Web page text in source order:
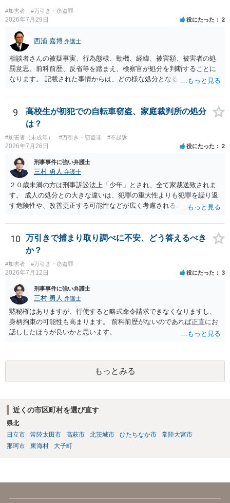
#加害者 #万引き・窃盗罪
2026年7月29日 役にたった 2
西浦 嘉博 弁護士
相談者さんの被疑事実、行為態様、動機、経緯、被害額、被害者の処
罰意思、前科前歴、反省等を踏まえ、検察官が処分を判断することに
なります。 記載された事情からは、どの様な処分となるかを明確に判
いては、相談者さんにとって有意な事情と考えて良いのではないでし
ょうか。 上記、ご参考ください。
9
高校生が初犯での自転車窃盗、家庭裁判所の処分
は？
#加害者（未成年） #万引き・窃盗罪 #不起訴
2026年7月26日 役にたった 2
刑事事件に強い弁護士
三村 勇人 弁護士
２０歳未満の方は刑事訴訟法上「少年」とされ、全て家裁送致されま
す。 成人の処分との大きな違いは、犯罪の重大性よりも犯罪を繰り返
す危険性や、改善更正する可能性などが広く考慮されることです。 そ
年とされ、犯罪を犯していなくとも、不良交友等が原因で、保護観察
や少年院送致される可能性もあります。 本件生活状況が分かりません
ので、適切なアドバイスがしにくいのですが、通常初犯の自転車窃盗
で生活環境が整っていれば、審判不開始か不処分となる可能性はあり
ます。
10
万引きで捕まり取り調べに不安、どう答えるべき
か？
#加害者 #万引き・窃盗罪
2026年7月12日 役にたった 3
刑事事件に強い弁護士
三村 勇人 弁護士
黙秘権はありますが、行使すると略式命令請求できなくなりますし、
身柄拘束の可能性も高まります。 前科前歴がないのであれば正直にお
話ししたほうが良いかと思います。
もっとみる
近くの市区町村を選び直す
県北
日立市
常陸太田市 高萩市 北茨城市 ひたちなか市
常陸大宮市
那珂市
東海村 大子町